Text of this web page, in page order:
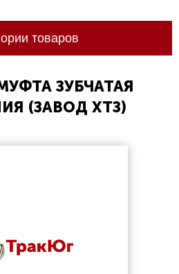
товаров
ЗУБЧАТАЯ
(ЗАВОД ХТЗ)